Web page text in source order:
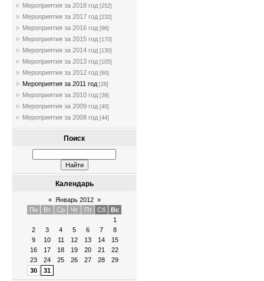
Мероприятия за 2018 год [252]
Мероприятия за 2017 год [232]
Мероприятия за 2016 год [96]
Мероприятия за 2015 год [170]
Мероприятия за 2014 год [130]
Мероприятия за 2013 год [105]
Мероприятия за 2012 год [60]
Мероприятия за 2011 год [28]
Мероприятия за 2010 год [39]
Мероприятия за 2009 год [40]
Мероприятия за 2008 год [44]
Поиск
Календарь
« Январь 2012 »
Пн
Вт Ср Чт Пт Сб
Вс
1
2
3 4 5 6 7
8
9
10 11 12 13 14
15
16
17 18 19 20 21
22
23
24 25 26 27 28
29
30
31